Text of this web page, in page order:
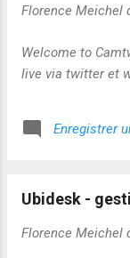
Florence Meichel
Welcome to
live via twitter et
Enregistrer
Ubidesk -
Florence Meichel